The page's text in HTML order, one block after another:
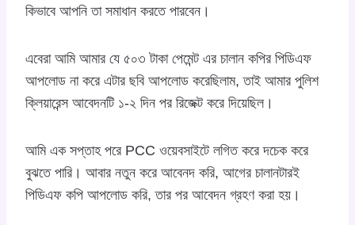
কিভাবে আপনি তা সমাধান করতে পারবেন।
এবেরা আমি আমার যে ৫০৩ টাকা পেমেন্ট এর চালান কপির পিডিএফ
আপলোড না করে এটার ছবি আপলোড করেছিলাম, তাই আমার পুলিশ
ক্লিয়ারেন্স আবেদনটি ১-২ দিন পর রিজেক্ট করে দিয়েছিল।
আমি এক সপ্তাহ পরে PCC ওয়েবসাইটে লগিত করে দচেক করে
বুঝতে পারি। আবার নতুন করে আবেনদ করি, আগের চালানটারই
পিডিএফ কপি আপলোড করি, তার পর আবেদন গ্রহণ করা হয়।